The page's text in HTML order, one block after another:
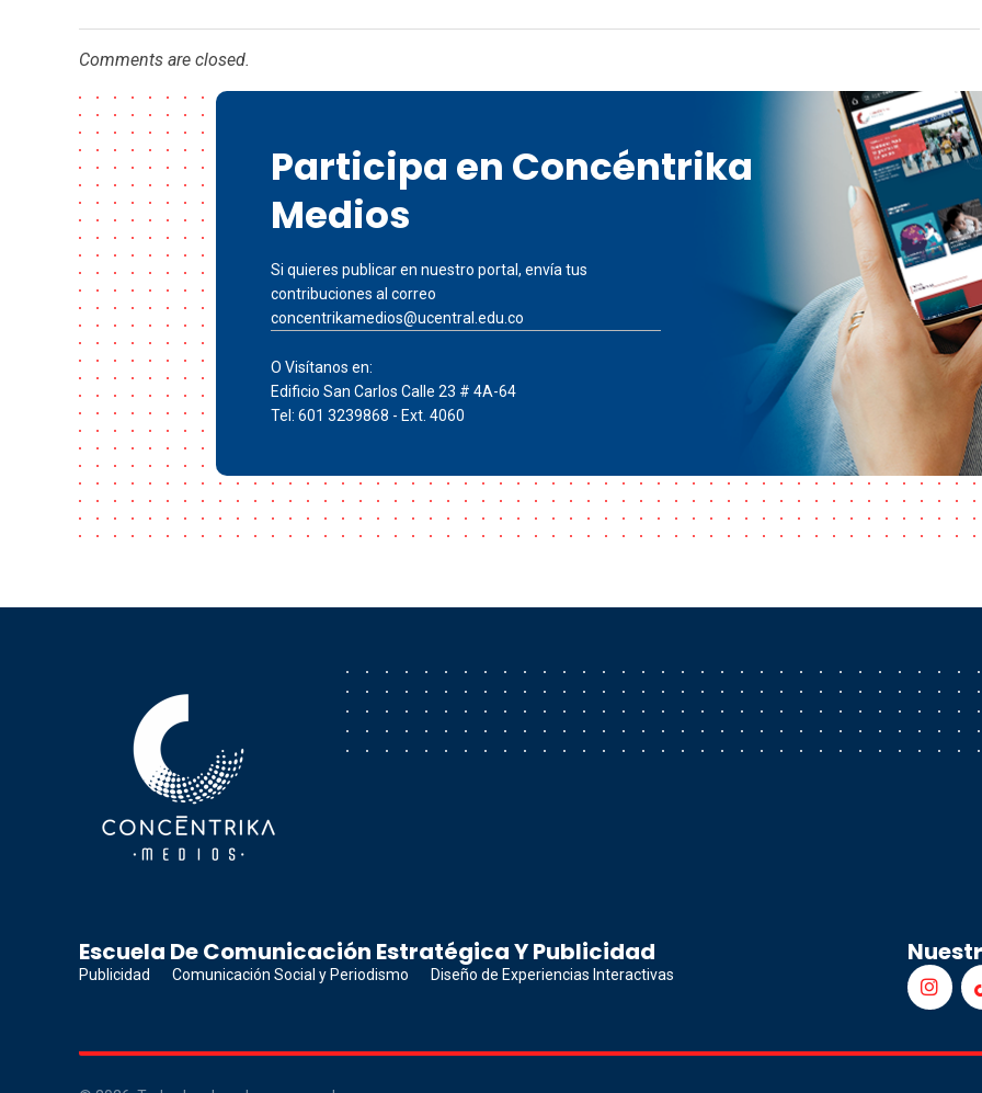
Comments are closed.
Participa en Concéntrika
Medios
Si quieres publicar en nuestro portal, envía tus
contribuciones al correo
concentrikamedios@ucentral.edu.co
O Visítanos en:
Edificio San Carlos Calle 23 # 4A-64
Tel: 601 3239868 - Ext. 4060
Escuela De Comunicación Estratégica Y Publicidad
Publicidad Comunicación Social y Periodismo Diseño de Experiencias Interactivas